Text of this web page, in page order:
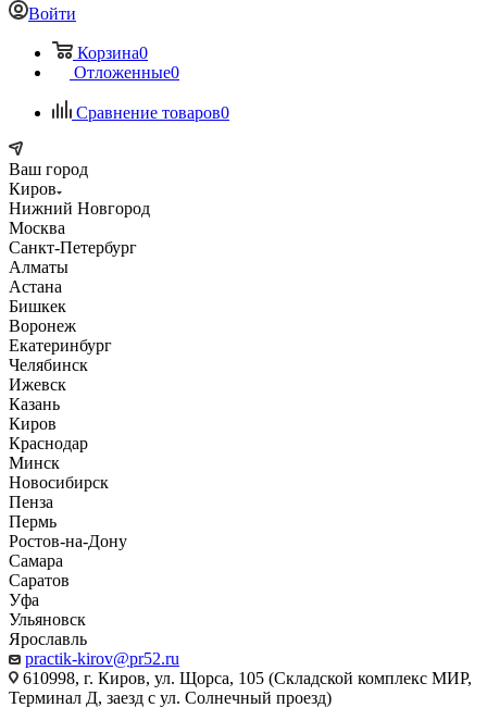
Войти
Корзина0
Отложенные0
Сравнение товаров0
Ваш город
Киров
Нижний Новгород
Москва
Санкт-Петербург
Алматы
Астана
Бишкек
Воронеж
Екатеринбург
Челябинск
Ижевск
Казань
Киров
Краснодар
Минск
Новосибирск
Пенза
Пермь
Ростов-на-Дону
Самара
Саратов
Уфа
Ульяновск
Ярославль
practik-kirov@pr52.ru
610998, г. Киров, ул. Щорса, 105 (Складской комплекс МИР,
Терминал Д, заезд с ул. Солнечный проезд)